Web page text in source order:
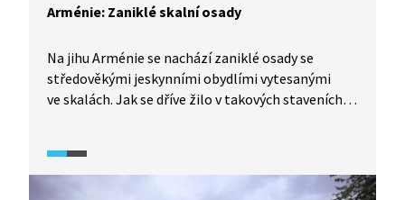
Arménie: Zaniklé skalní osady
Na jihu Arménie se nachází zaniklé osady se
středověkými jeskynními obydlími vytesanými
ve skalách. Jak se dříve žilo v takových staveních
značky? To vše se dozvíme v následující reportáži.